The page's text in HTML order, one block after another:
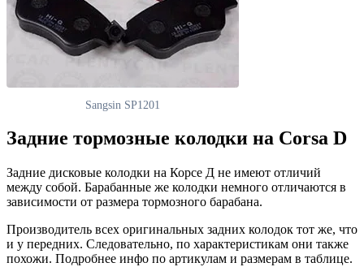
Sangsin SP1201
Задние тормозные колодки на Corsa D
Задние дисковые колодки на Корсе Д не имеют отличий
между собой. Барабанные же колодки немного отличаются в
зависимости от размера тормозного барабана.
Производитель всех оригинальных задних колодок тот же, что
и у передних. Следовательно, по характеристикам они также
похожи. Подробнее инфо по артикулам и размерам в таблице.